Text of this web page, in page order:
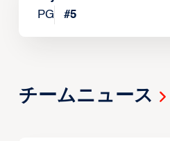
PG
#5
チームニュース